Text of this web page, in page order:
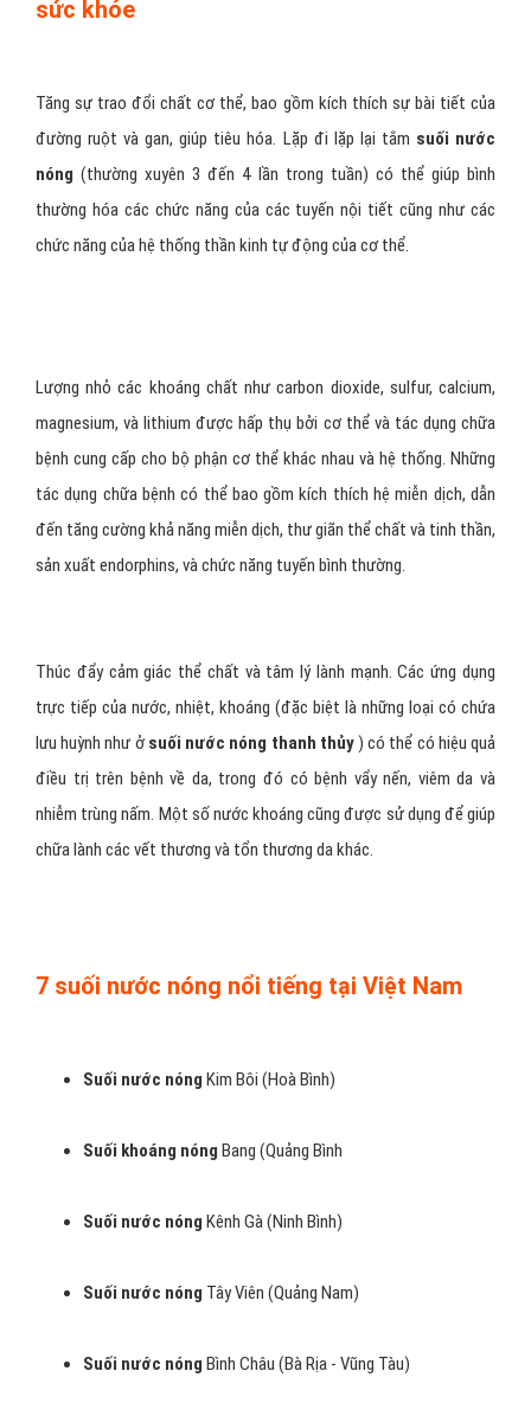
sức khỏe
Tăng sự trao đổi chất cơ thể, bao gồm kích thích sự bài tiết của
đường ruột và gan, giúp tiêu hóa. Lặp đi lặp lại tắm suối nước
nóng (thường xuyên 3 đến 4 lần trong tuần) có thể giúp bình
thường hóa các chức năng của các tuyến nội tiết cũng như các
chức năng của hệ thống thần kinh tự động của cơ thể.
Lượng nhỏ các khoáng chất như carbon dioxide, sulfur, calcium,
magnesium, và lithium được hấp thụ bởi cơ thể và tác dụng chữa
bệnh cung cấp cho bộ phận cơ thể khác nhau và hệ thống. Những
tác dụng chữa bệnh có thể bao gồm kích thích hệ miễn dịch, dẫn
đến tăng cường khả năng miễn dịch, thư giãn thể chất và tinh thần,
sản xuất endorphins, và chức năng tuyến bình thường.
Thúc đẩy cảm giác thể chất và tâm lý lành mạnh. Các ứng dụng
trực tiếp của nước, nhiệt, khoáng (đặc biệt là những loại có chứa
lưu huỳnh như ở suối nước nóng thanh thủy) có thể có hiệu quả
điều trị trên bệnh về da, trong đó có bệnh vẩy nến, viêm da và
nhiễm trùng nấm. Một số nước khoáng cũng được sử dụng để giúp
chữa lành các vết thương và tổn thương da khác.
7 suối nước nóng nổi tiếng tại Việt Nam
Suối nước nóng Kim Bôi (Hoà Bình)
Suối khoáng nóng Bang (Quảng Bình
Suối nước nóng Kênh Gà (Ninh Bình)
Suối nước nóng Tây Viên (Quảng Nam)
Suối nước nóng Bình Châu (Bà Rịa - Vũng Tàu)